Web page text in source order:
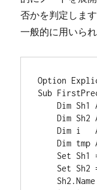
否かを判定しま
一般的に用いら
Option
Sub
    Dim Sh1 As Worksheet
    Dim Sh2 As Worksheet
    Dim i   As Long
    Dim tmp As Range